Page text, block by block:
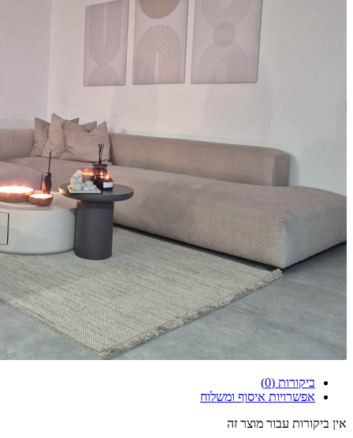
ביקורות (0)
אפשרויות איסוף ומשלוח
אין ביקורות עבור מוצר זה